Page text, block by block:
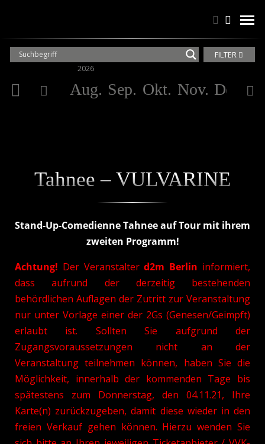
Suchen
Suchen
2026
Aug. Sep. Okt. Nov. Dez.
FILTER
Tahnee – VULVARINE
Stand-Up-Comedienne Tahnee auf Tour mit ihrem
zweiten Programm!
Achtung! Der Veranstalterd2m Berlin informiert,
dass aufrund der derzeitig bestehenden
behördlichen Auflagen der Zutritt zur Veranstaltung
nur unter Vorlage einer der 2Gs (Genesen/Geimpft)
erlaubt ist. Sollten Sie aufgrund der
Zugangsvoraussetzungen nicht an der
Veranstaltung teilnehmen können, haben Sie die
Möglichkeit, innerhalb der kommenden Tage bis
spätestens zum Donnerstag, den 04.11.21, Ihre
Karte(n) zurückzugeben, damit diese wieder in den
freien Verkauf gehen können. Hierzu wenden Sie